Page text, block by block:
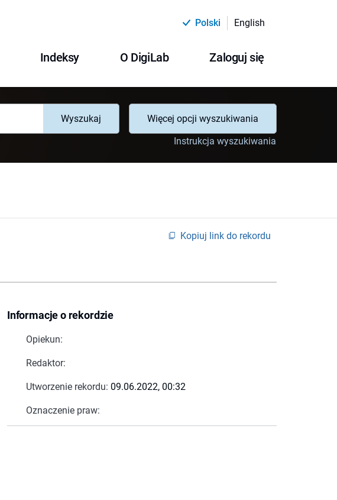
Polski English
Indeksy O DigiLab Zaloguj się
Wyszukaj
Więcej opcji wyszukiwania
Instrukcja wyszukiwania
Kopiuj link do rekordu
Informacje o rekordzie
Opiekun:
Redaktor:
Utworzenie rekordu: 09.06.2022, 00:32
Oznaczenie praw: